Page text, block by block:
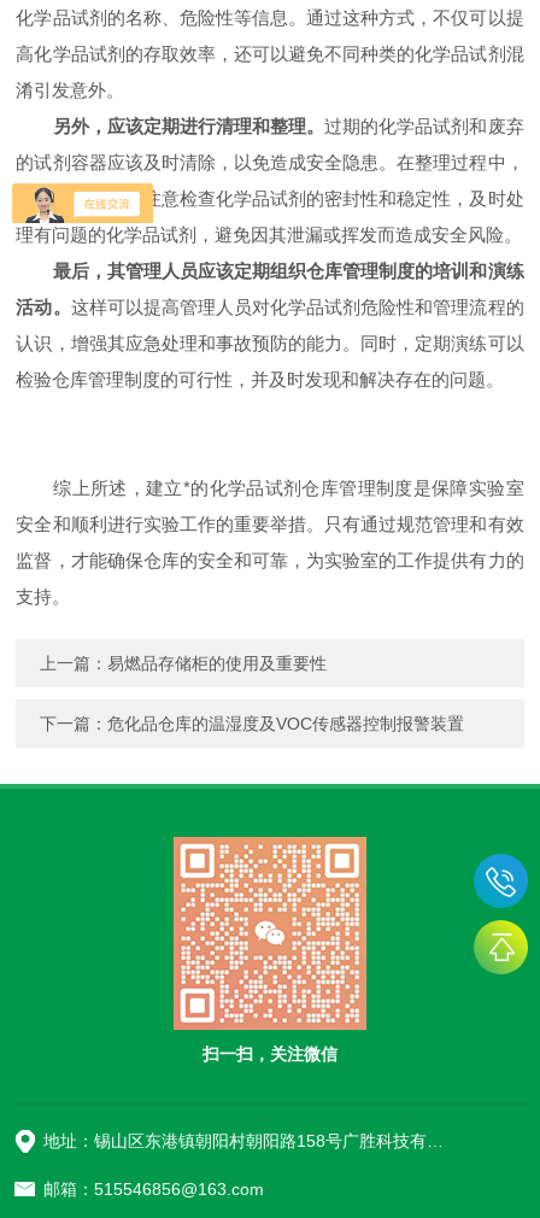
化学品试剂的名称、危险性等信息。通过这种方式，不仅可以提
高化学品试剂的存取效率，还可以避免不同种类的化学品试剂混
淆引发意外。
另外，应该定期进行清理和整理。过期的化学品试剂和废弃
的试剂容器应该及时清除，以免造成安全隐患。在整理过程中，
管理人员还应该注意检查化学品试剂的密封性和稳定性，及时处
理有问题的化学品试剂，避免因其泄漏或挥发而造成安全风险。
最后，其管理人员应该定期组织仓库管理制度的培训和演练
活动。 这样可以提高管理人员对化学品试剂危险性和管理流程的
认识，增强其应急处理和事故预防的能力。同时，定期演练可以
检验仓库管理制度的可行性，并及时发现和解决存在的问题。
综上所述，建立*的化学品试剂仓库管理制度是保障实验室
安全和顺利进行实验工作的重要举措。只有通过规范管理和有效
监督，才能确保仓库的安全和可靠，为实验室的工作提供有力的
支持。
上一篇：易燃品存储柜的使用及重要性
下一篇：危化品仓库的温湿度及VOC传感器控制报警装置
扫一扫，关注微信
地址：锡山区东港镇朝阳村朝阳路158号广胜科技有限公司
邮箱：515546856@163.com